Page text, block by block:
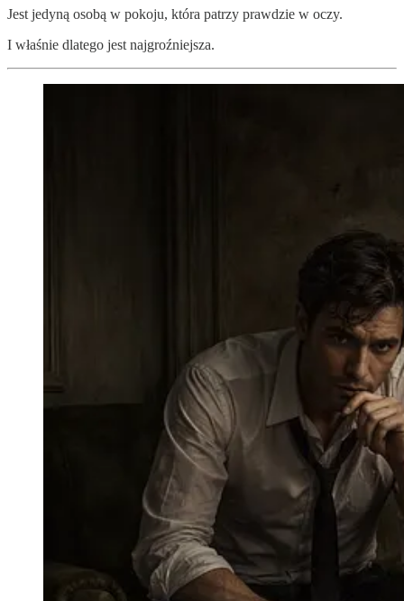
Jest jedyną osobą w pokoju, która patrzy prawdzie w oczy.
I właśnie dlatego jest najgroźniejsza.